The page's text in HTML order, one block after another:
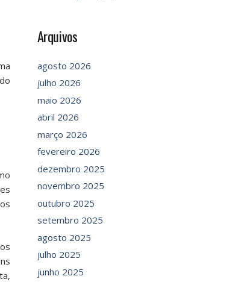
Arquivos
agosto 2026
julho 2026
maio 2026
abril 2026
março 2026
fevereiro 2026
dezembro 2025
novembro 2025
outubro 2025
setembro 2025
agosto 2025
julho 2025
junho 2025